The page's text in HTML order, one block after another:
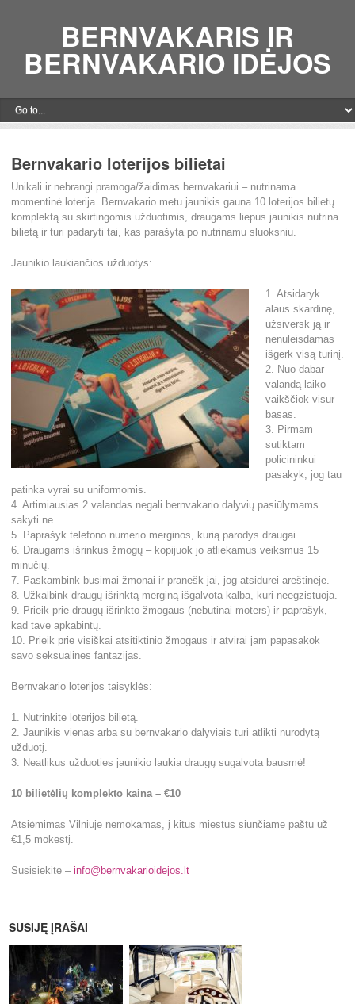
BERNVAKARIS IR
BERNVAKARIO IDĖJOS
Bernvakario loterijos bilietai
Unikali ir nebrangi pramoga/žaidimas bernvakariui – nutrinama
momentinė loterija. Bernvakario metu jaunikis gauna 10 loterijos bilietų
komplektą su skirtingomis užduotimis, draugams liepus jaunikis nutrina
bilietą ir turi padaryti tai, kas parašyta po nutrinamu sluoksniu.
Jaunikio laukiančios užduotys:
1. Atsidaryk
alaus skardinę,
užsiversk ją ir
nenuleisdamas
išgerk visą turinį.
2. Nuo dabar
valandą laiko
vaikščiok visur
basas.
3. Pirmam
sutiktam
policininkui
pasakyk, jog tau
patinka vyrai su uniformomis.
4. Artimiausias 2 valandas negali bernvakario dalyvių pasiūlymams
sakyti ne.
5. Paprašyk telefono numerio merginos, kurią parodys draugai.
6. Draugams išrinkus žmogų – kopijuok jo atliekamus veiksmus 15
minučių.
7. Paskambink būsimai žmonai ir pranešk jai, jog atsidūrei areštinėje.
8. Užkalbink draugų išrinktą merginą išgalvota kalba, kuri neegzistuoja.
9. Prieik prie draugų išrinkto žmogaus (nebūtinai moters) ir paprašyk,
kad tave apkabintų.
10. Prieik prie visiškai atsitiktinio žmogaus ir atvirai jam papasakok
savo seksualines fantazijas.
Bernvakario loterijos taisyklės:
1. Nutrinkite loterijos bilietą.
2. Jaunikis vienas arba su bernvakario dalyviais turi atlikti nurodytą
užduotį.
3. Neatlikus užduoties jaunikio laukia draugų sugalvota bausmė!
10 bilietėlių komplekto kaina – €10
Atsiėmimas Vilniuje nemokamas, į kitus miestus siunčiame paštu už
€1,5 mokestį.
Susisiekite –info@bernvakarioidejos.lt
SUSIJĘ ĮRAŠAI